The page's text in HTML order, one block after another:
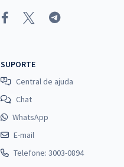
SUPORTE
Central de ajuda
Chat
WhatsApp
E-mail
Telefone: 3003-0894